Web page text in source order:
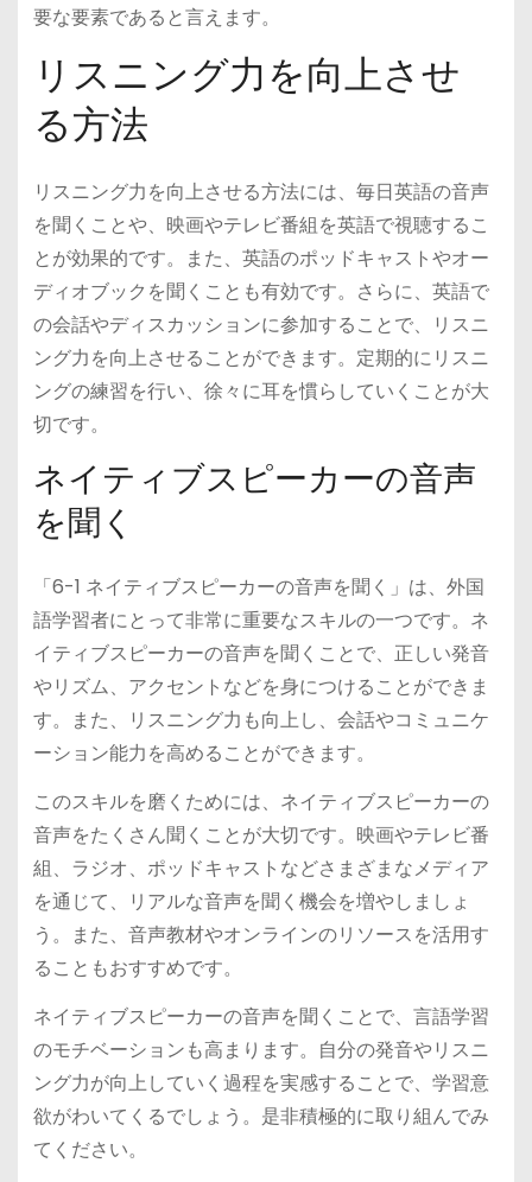
要な要素であると言えます。
リスニング力を向上させ
る方法
リスニング力を向上させる方法には、毎日英語の音声
を聞くことや、映画やテレビ番組を英語で視聴するこ
とが効果的です。また、英語のポッドキャストやオー
ディオブックを聞くことも有効です。さらに、英語で
の会話やディスカッションに参加することで、リスニ
ング力を向上させることができます。定期的にリスニ
ングの練習を行い、徐々に耳を慣らしていくことが大
切です。
ネイティブスピーカーの音声
を聞く
「6-1 ネイティブスピーカーの音声を聞く」は、外国
語学習者にとって非常に重要なスキルの一つです。ネ
イティブスピーカーの音声を聞くことで、正しい発音
やリズム、アクセントなどを身につけることができま
す。また、リスニング力も向上し、会話やコミュニケ
ーション能力を高めることができます。
このスキルを磨くためには、ネイティブスピーカーの
音声をたくさん聞くことが大切です。映画やテレビ番
組、ラジオ、ポッドキャストなどさまざまなメディア
を通じて、リアルな音声を聞く機会を増やしましょ
う。また、音声教材やオンラインのリソースを活用す
ることもおすすめです。
ネイティブスピーカーの音声を聞くことで、言語学習
のモチベーションも高まります。自分の発音やリスニ
ング力が向上していく過程を実感することで、学習意
欲がわいてくるでしょう。是非積極的に取り組んでみ
てください。